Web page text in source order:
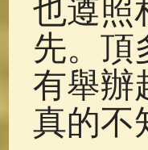
也遵照
先。頂
有舉辦
真的不